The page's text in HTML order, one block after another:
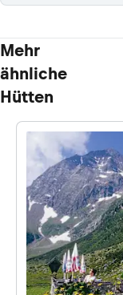
Mehr
ähnliche
Hütten